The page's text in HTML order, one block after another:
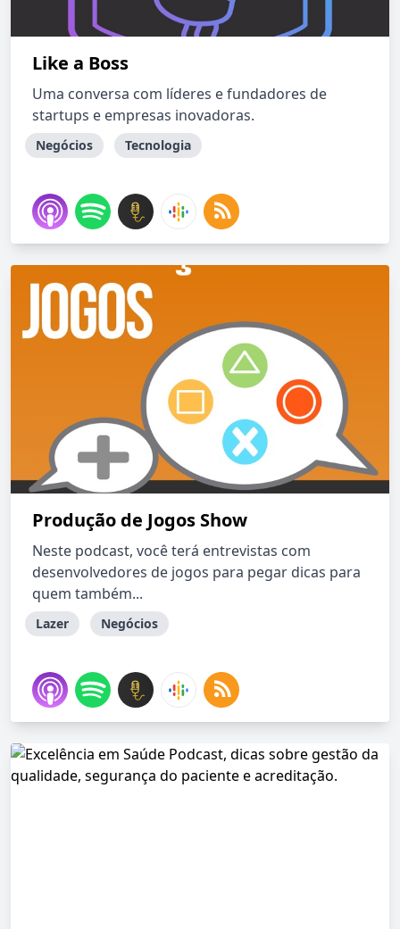
Like a Boss
Uma conversa com líderes e fundadores de
startups e empresas inovadoras.
Negócios Tecnologia
Produção de Jogos Show
Neste podcast, você terá entrevistas com
desenvolvedores de jogos para pegar dicas para
quem também...
Lazer Negócios